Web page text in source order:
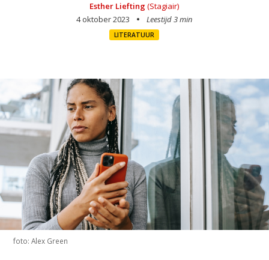
Esther Liefting(Stagiair)
4 oktober 2023
Leestijd 3 min
LITERATUUR
foto: Alex Green